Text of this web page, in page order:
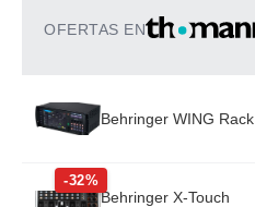
OFERTAS EN
Behringer WING Rack
-32%
Behringer X-Touch